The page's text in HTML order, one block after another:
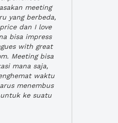
meeting
yang berbeda,
dan I love
bisa impress
with great
Meeting bisa
mana saja,
waktu
menembus
ke suatu